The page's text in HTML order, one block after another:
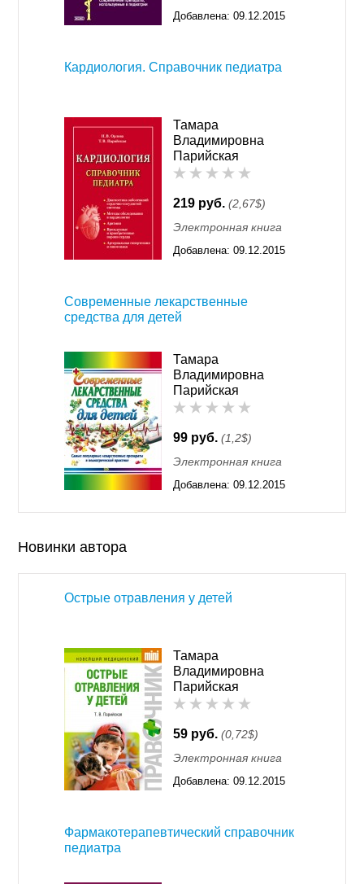
Добавлена: 09.12.2015
Кардиология. Справочник педиатра
Тамара
Владимировна
Парийская
219 руб. (2,67$)
Электронная книга
Добавлена: 09.12.2015
Современные лекарственные
средства для детей
Тамара
Владимировна
Парийская
99 руб. (1,2$)
Электронная книга
Добавлена: 09.12.2015
Новинки автора
Острые отравления у детей
Тамара
Владимировна
Парийская
59 руб. (0,72$)
Электронная книга
Добавлена: 09.12.2015
Фармакотерапевтический справочник
педиатра